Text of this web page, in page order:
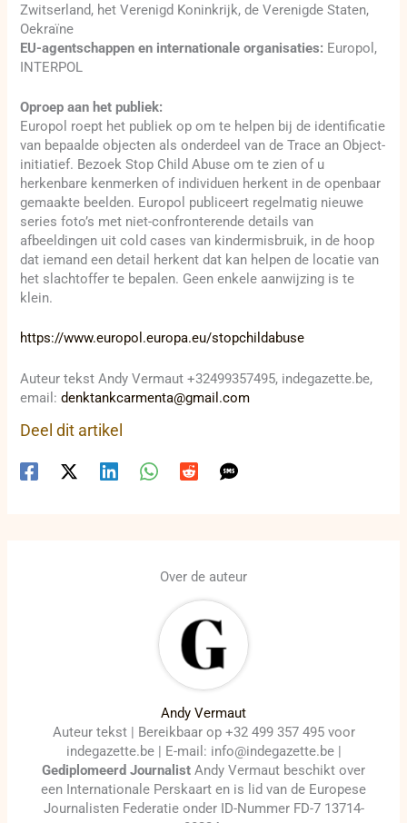
Zwitserland, het Verenigd Koninkrijk, de Verenigde Staten,
Oekraïne
EU-agentschappen en internationale organisaties: Europol,
INTERPOL
Oproep aan het publiek:
Europol roept het publiek op om te helpen bij de identificatie
van bepaalde objecten als onderdeel van de Trace an Object-
initiatief. Bezoek Stop Child Abuse om te zien of u
herkenbare kenmerken of individuen herkent in de openbaar
gemaakte beelden. Europol publiceert regelmatig nieuwe
series foto’s met niet-confronterende details van
afbeeldingen uit cold cases van kindermisbruik, in de hoop
dat iemand een detail herkent dat kan helpen de locatie van
het slachtoffer te bepalen. Geen enkele aanwijzing is te
klein.
https://www.europol.europa.eu/stopchildabuse
Auteur tekst Andy Vermaut +32499357495, indegazette.be,
email:denktankcarmenta@gmail.com
Deel dit artikel
Over de auteur
Andy Vermaut
Auteur tekst | Bereikbaar op +32 499 357 495 voor
indegazette.be | E-mail: info@indegazette.be |
Gediplomeerd Journalist Andy Vermaut beschikt over
een Internationale Perskaart en is lid van de Europese
Journalisten Federatie onder ID-Nummer FD-7 13714-